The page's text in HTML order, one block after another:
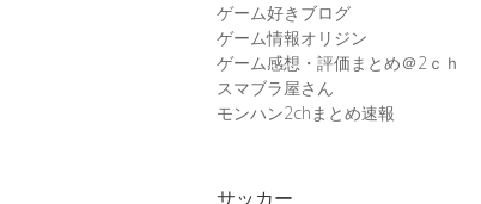
ゲーム好きブログ
ゲーム情報オリジン
ゲーム感想・評価まとめ＠2ｃｈ
スマブラ屋さん
モンハン2chまとめ速報
サッカー